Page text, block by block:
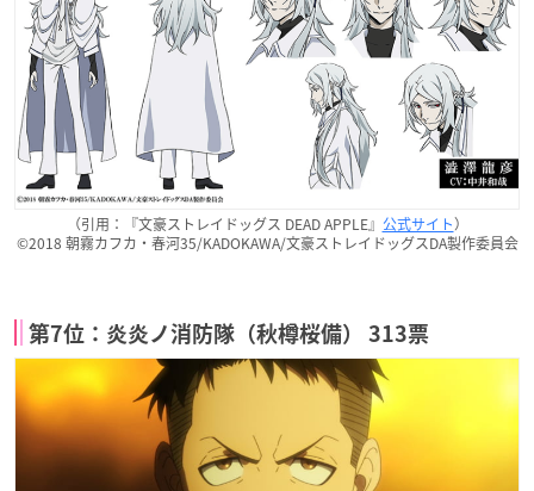
（引用：『文豪ストレイドッグス DEAD APPLE』 公式サイト）
©2018 朝霧カフカ・春河35/KADOKAWA/文豪ストレイドッグスDA製作委員会
第7位：炎炎ノ消防隊（秋樽桜備） 313票